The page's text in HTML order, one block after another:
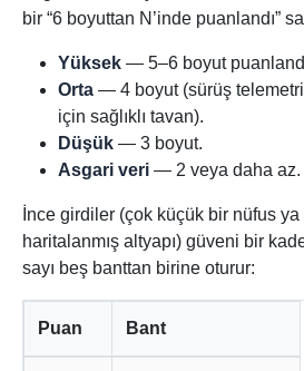
bir “6 boyuttan N’inde puanlandı”
Yüksek — 5–6 boyut
Orta — 4 boyut (sürüş
için sağlıklı tavan).
Düşük — 3 boyut.
Asgari veri — 2 veya daha az.
İnce girdiler (çok küçük bir nüfus ya
haritalanmış altyapı) güveni bir
sayı beş banttan birine oturur:
Puan Bant